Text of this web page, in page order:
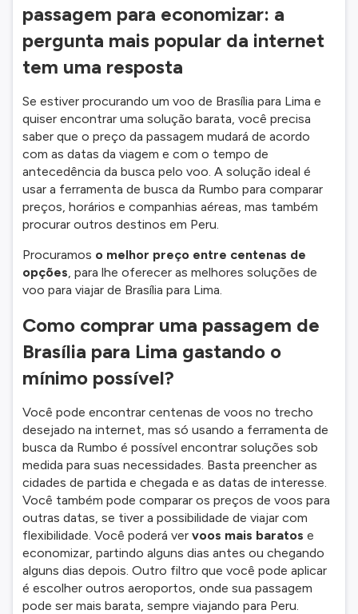
passagem para economizar: a
pergunta mais popular da internet
tem uma resposta
Se estiver procurando um voo de Brasília para Lima e
quiser encontrar uma solução barata, você precisa
saber que o preço da passagem mudará de acordo
com as datas da viagem e com o tempo de
antecedência da busca pelo voo. A solução ideal é
usar a ferramenta de busca da Rumbo para comparar
preços, horários e companhias aéreas, mas também
procurar outros destinos em Peru.
Procuramos o melhor preço entre centenas de
opções, para lhe oferecer as melhores soluções de
voo para viajar de Brasília para Lima.
Como comprar uma passagem de
Brasília para Lima gastando o
mínimo possível?
Você pode encontrar centenas de voos no trecho
desejado na internet, mas só usando a ferramenta de
busca da Rumbo é possível encontrar soluções sob
medida para suas necessidades. Basta preencher as
cidades de partida e chegada e as datas de interesse.
Você também pode comparar os preços de voos para
outras datas, se tiver a possibilidade de viajar com
flexibilidade. Você poderá ver voos mais baratos e
economizar, partindo alguns dias antes ou chegando
alguns dias depois. Outro filtro que você pode aplicar
é escolher outros aeroportos, onde sua passagem
pode ser mais barata, sempre viajando para Peru.